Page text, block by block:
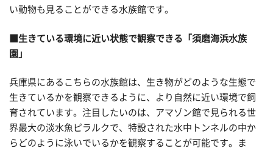
い動物も見ることができる水族館です。
■生きている環境に近い状態で観察できる「須磨海浜水族
園」
兵庫県にあるこちらの水族館は、生き物がどのような生態で
生きているかを観察できるように、より自然に近い環境で飼
育されています。注目したいのは、アマゾン館で見られる世
界最大の淡水魚ピラルクで、特設された水中トンネルの中か
らどのように泳いでいるかを観察することが可能です。ま